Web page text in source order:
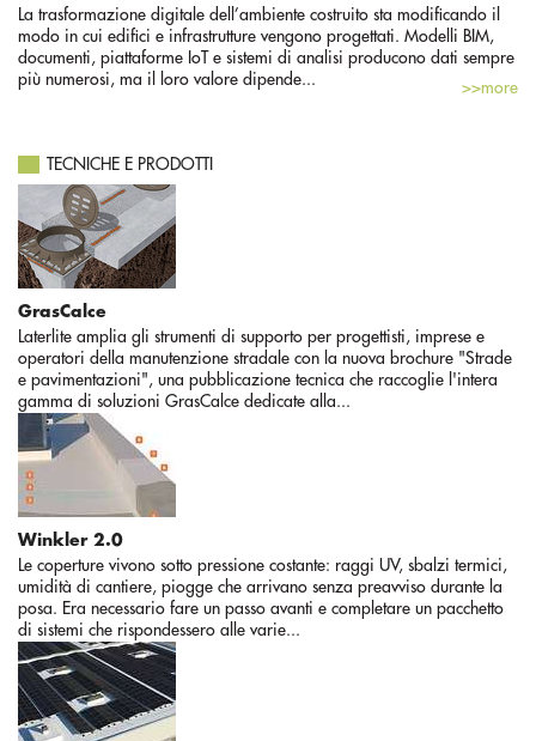
La trasformazione digitale dell’ambiente costruito sta modificando il
modo in cui edifici e infrastrutture vengono progettati. Modelli BIM,
documenti, piattaforme IoT e sistemi di analisi producono dati sempre
più numerosi, ma il loro valore dipende...
>>more
TECNICHE E PRODOTTI
GrasCalce
Laterlite amplia gli strumenti di supporto per progettisti, imprese e
operatori della manutenzione stradale con la nuova brochure "Strade
e pavimentazioni", una pubblicazione tecnica che raccoglie l'intera
gamma di soluzioni GrasCalce dedicate alla...
Winkler 2.0
Le coperture vivono sotto pressione costante: raggi UV, sbalzi termici,
umidità di cantiere, piogge che arrivano senza preavviso durante la
posa. Era necessario fare un passo avanti e completare un pacchetto
di sistemi che rispondessero alle varie...